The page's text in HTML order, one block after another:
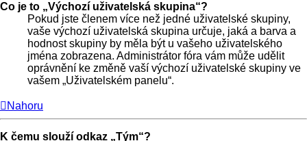
Co je to „Výchozí uživatelská skupina“?
Pokud jste členem více než jedné uživatelské skupiny,
vaše výchozí uživatelská skupina určuje, jaká a barva a
hodnost skupiny by měla být u vašeho uživatelského
jména zobrazena. Administrátor fóra vám může udělit
oprávnění ke změně vaší výchozí uživatelské skupiny ve
vašem „Uživatelském panelu“.
Nahoru
K čemu slouží odkaz „Tým“?